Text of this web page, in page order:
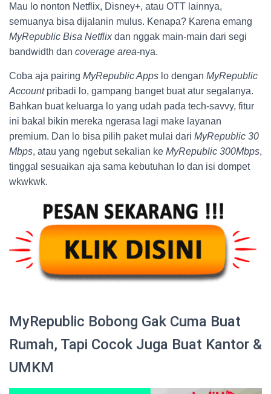
Mau lo nonton Netflix, Disney+, atau OTT lainnya,
semuanya bisa dijalanin mulus. Kenapa? Karena emang
MyRepublic Bisa Netflixdan nggak main-main dari segi
bandwidth dan coverage area-nya.
Coba aja pairing MyRepublic Apps lo dengan MyRepublic
Accountpribadi lo, gampang banget buat atur segalanya.
Bahkan buat keluarga lo yang udah pada tech-savvy, fitur
ini bakal bikin mereka ngerasa lagi make layanan
premium. Dan lo bisa pilih paket mulai dari MyRepublic 30
Mbps, atau yang ngebut sekalian ke MyRepublic 300Mbps,
tinggal sesuaikan aja sama kebutuhan lo dan isi dompet
wkwkwk.
MyRepublic Bobong Gak Cuma Buat
Rumah, Tapi Cocok Juga Buat Kantor &
UMKM